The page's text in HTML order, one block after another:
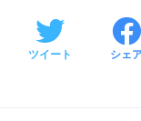
ツイート シェ